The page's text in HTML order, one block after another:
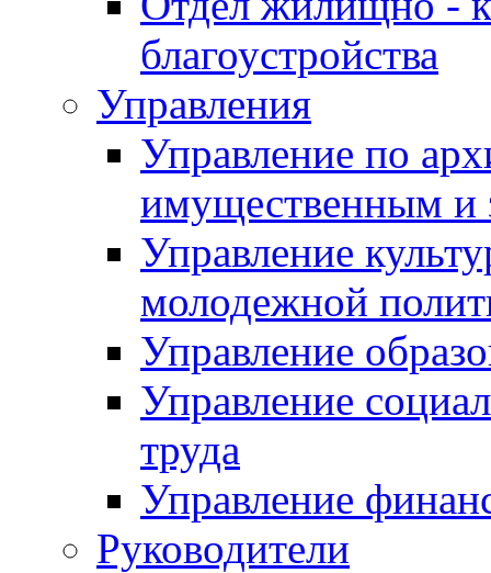
благоустройства
Управления
Управление по
имущественным и
Управление
молодежной
Управление
Управление
труда
Управление
Руководители